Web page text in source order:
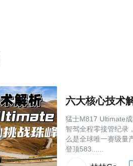
六大核心技术
猛士M817 Ultimate
智驾全程零接管纪录
么是全球唯一赛级量
登顶583......